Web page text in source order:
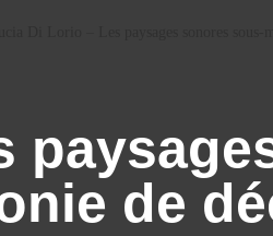
de